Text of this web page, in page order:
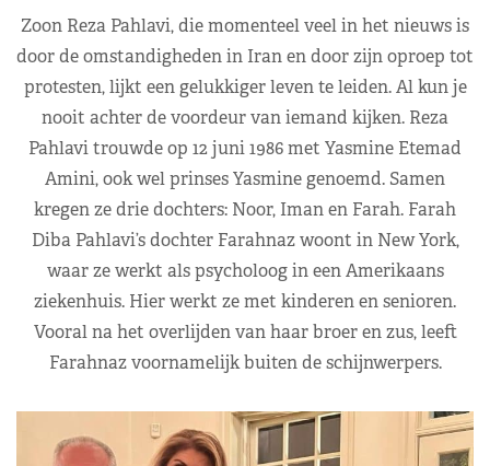
Zoon Reza Pahlavi, die momenteel veel in het nieuws is
door de omstandigheden in Iran en door zijn oproep tot
protesten, lijkt een gelukkiger leven te leiden. Al kun je
nooit achter de voordeur van iemand kijken. Reza
Pahlavi trouwde op 12 juni 1986 met Yasmine Etemad
Amini, ook wel prinses Yasmine genoemd. Samen
kregen ze drie dochters: Noor, Iman en Farah. Farah
Diba Pahlavi’s dochter Farahnaz woont in New York,
waar ze werkt als psycholoog in een Amerikaans
ziekenhuis. Hier werkt ze met kinderen en senioren.
Vooral na het overlijden van haar broer en zus, leeft
Farahnaz voornamelijk buiten de schijnwerpers.